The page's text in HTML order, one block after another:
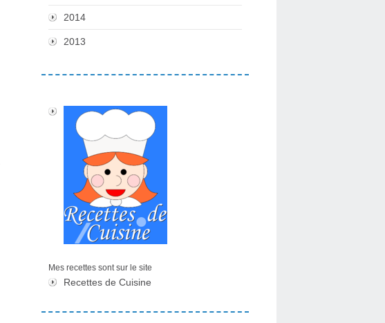
2014
2013
Mes recettes sont sur le site
Recettes de Cuisine